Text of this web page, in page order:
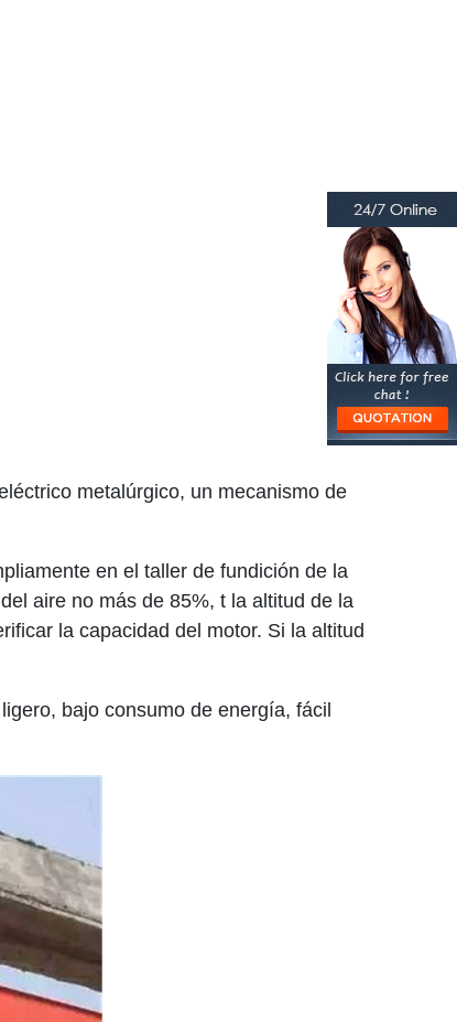
metalúrgico, un mecanismo de
en el taller de fundición de la
aire no más de 85%, t la altitud de la
la capacidad del motor. Si la altitud
bajo consumo de energía, fácil